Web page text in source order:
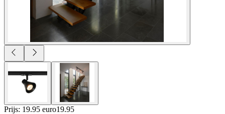
Prijs: 19.95 euro19.95